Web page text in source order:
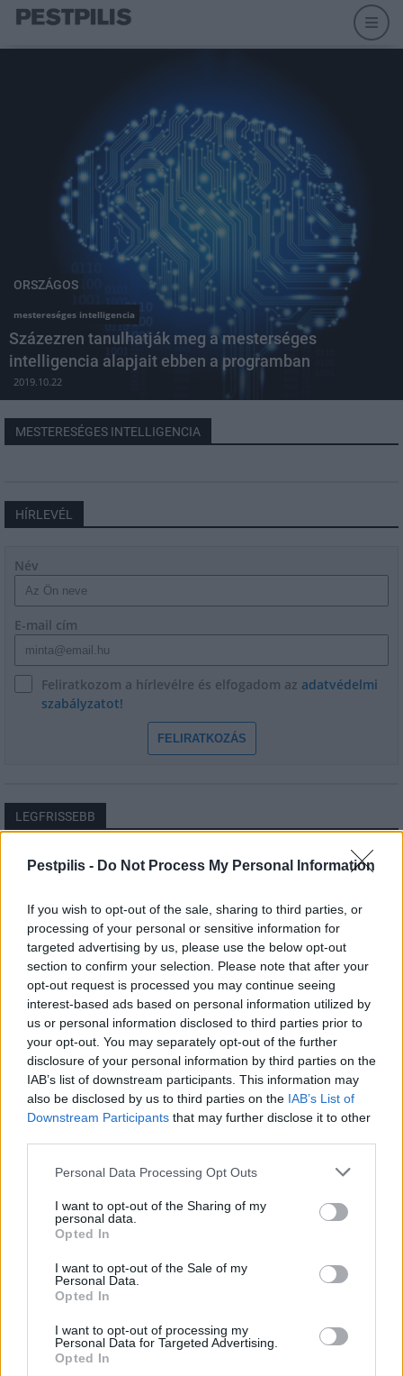
Pestpilis - Do Not Process My Personal Information
If you wish to opt-out of the sale, sharing to third parties, or
processing of your personal or sensitive information for
targeted advertising by us, please use the below opt-out
section to confirm your selection. Please note that after your
opt-out request is processed you may continue seeing
interest-based ads based on personal information utilized by
us or personal information disclosed to third parties prior to
your opt-out. You may separately opt-out of the further
disclosure of your personal information by third parties on the
IAB’s list of downstream participants. This information may
also be disclosed by us to third parties on the IAB’s List of
Downstream Participants that may further disclose it to other
Personal Data Processing Opt Outs
I want to opt-out of the Sharing of my
personal data.
Opted In
I want to opt-out of the Sale of my
Personal Data.
Opted In
I want to opt-out of processing my
Personal Data for Targeted Advertising.
Opted In
ORSZÁGOS
mestereséges intelligencia
Százezren tanulhatják meg a mesterséges
intelligencia alapjait ebben a programban
2019.10.22
MESTERESÉGES INTELLIGENCIA
HÍRLEVÉL
Név
E-mail cím
Feliratkozom a hírlevélre és elfogadom az adatvédelmi
szabályzatot!
FELIRATKOZÁS
LEGFRISSEBB
Helyi
Amire többmillióan vártunk: szombattól
Pest megye
Fából épül Budakeszi új óvodája
Országos
Kecskeméten is szakirányú
továbbképzésekkel erősít a Gál Ferenc
Egyetem
HIRDETÉS
HIRDETÉS
HIRDETÉS